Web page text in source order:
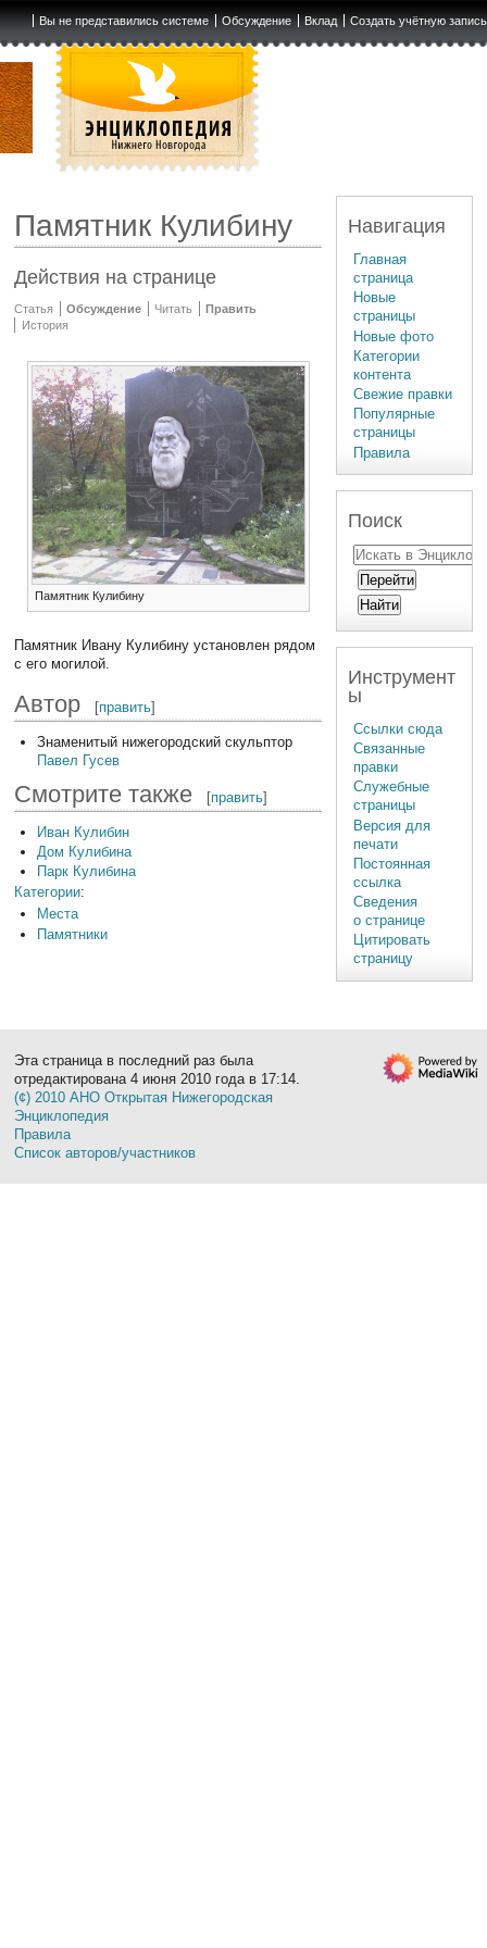
Вы не представились системе Обсуждение Вклад Создать учётную запись
Памятник Кулибину
Действия на странице
Статья Обсуждение Читать
Править
История
Памятник Кулибину
Памятник Ивану Кулибину установлен рядом
с его могилой.
Автор [править]
Знаменитый нижегородский скульптор
Павел Гусев
Смотрите также [править]
Иван Кулибин
Дом Кулибина
Парк Кулибина
Категории:
Места
Памятники
Навигация
Главная
страница
Новые
страницы
Новые фото
Категории
контента
Свежие правки
Популярные
страницы
Правила
Поиск
Инструмент
ы
Ссылки сюда
Связанные
правки
Служебные
страницы
Версия для
печати
Постоянная
ссылка
Сведения
о странице
Цитировать
страницу
Эта страница в последний раз была
отредактирована 4 июня 2010 года в 17:14.
(¢) 2010 АНО Открытая Нижегородская
Энциклопедия
Правила
Список авторов/участников